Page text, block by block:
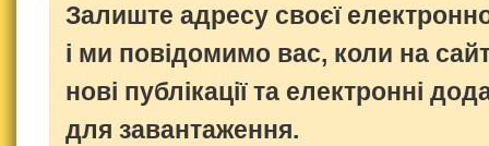
Залиште адресу своєї
і ми повідомимо вас, коли на
нові публікації та електронні
для завантаження.